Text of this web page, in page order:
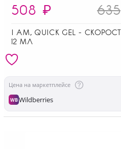
508 ₽ 635
I AM, QUICK GEL -
12 МЛ
Цена на маркетплейсе
WBWildberries